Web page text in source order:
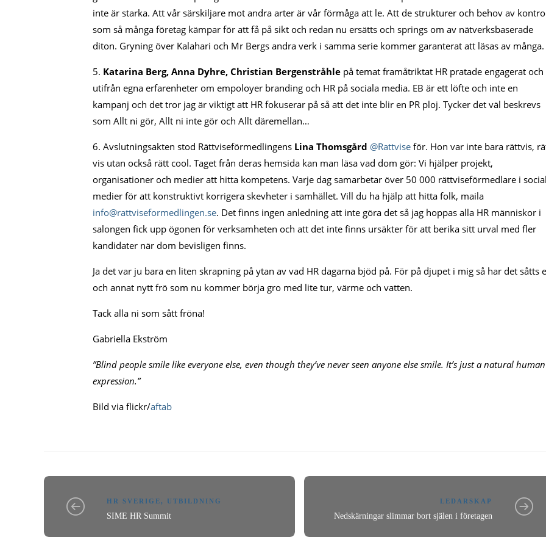
inte är starka. Att vår särskiljare mot andra arter är vår förmåga att le. Att de strukturer och behov av
som så många företag kämpar för att få på sikt och redan nu ersätts och springs om av nätverksbaserade
diton. Gryning över Kalahari och Mr Bergs andra verk i samma serie kommer garanterat att läsas av många.
5. Katarina Berg, Anna Dyhre, Christian Bergenstråhle på temat framåtriktat HR pratade engagerat och
utifrån egna erfarenheter om empoloyer branding och HR på sociala media. EB är ett löfte och inte en
kampanj och det tror jag är viktigt att HR fokuserar på så att det inte blir en PR ploj. Tycker det väl beskrevs
som Allt ni gör, Allt ni inte gör och Allt däremellan…
6. Avslutningsakten stod Rättviseförmedlingens Lina Thomsgård @Rattvise för. Hon var inte bara rättvis,
vis utan också rätt cool. Taget från deras hemsida kan man läsa vad dom gör: Vi hjälper projekt,
organisationer och medier att hitta kompetens. Varje dag samarbetar över 50 000 rättviseförmedlare i
medier för att konstruktivt korrigera skevheter i samhället. Vill du ha hjälp att hitta folk, maila
info@rattviseformedlingen.se. Det finns ingen anledning att inte göra det så jag hoppas alla HR människor i
salongen fick upp ögonen för verksamheten och att det inte finns ursäkter för att berika sitt urval med fler
kandidater när dom bevisligen finns.
Ja det var ju bara en liten skrapning på ytan av vad HR dagarna bjöd på. För på djupet i mig så har det såtts
och annat nytt frö som nu kommer börja gro med lite tur, värme och vatten.
Tack alla ni som sått fröna!
Gabriella Ekström
”Blind people smile like everyone else, even though they’ve never seen anyone else smile. It’s just a natural human
expression.”
Bild via flickr/aftab
HR SVERIGE, UTBILDNING
SIME HR Summit
LEDARSKAP
Nedskärningar slimmar bort själen i företagen